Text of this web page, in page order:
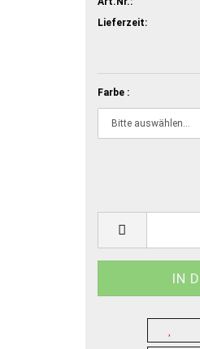
Lieferzeit:
Farbe :